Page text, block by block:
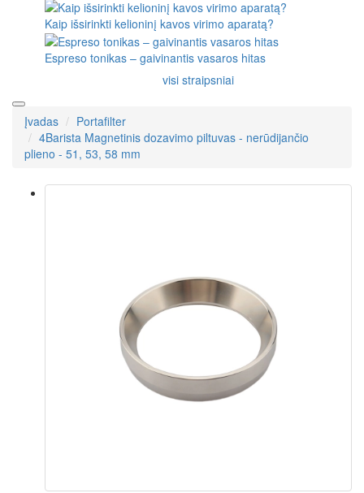
Kaip išsirinkti kelioninį kavos virimo aparatą?
Espreso tonikas – gaivinantis vasaros hitas
visi straipsniai
Įvadas
Portafilter
4Barista Magnetinis dozavimo piltuvas - nerūdijančio
plieno - 51, 53, 58 mm